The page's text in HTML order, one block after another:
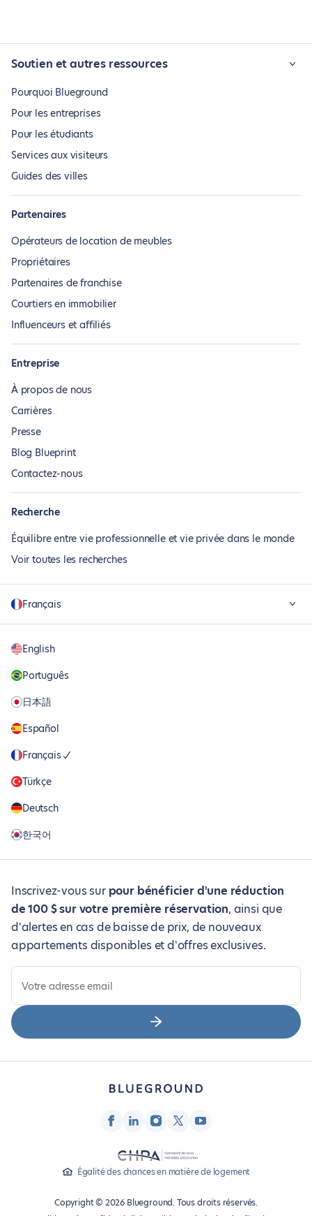
Soutien et autres ressources
Pourquoi Blueground
Pour les entreprises
Pour les étudiants
Services aux visiteurs
Guides des villes
Partenaires
Opérateurs de location de meubles
Propriétaires
Partenaires de franchise
Courtiers en immobilier
Influenceurs et affiliés
Entreprise
À propos de nous
Carrières
Presse
Blog Blueprint
Contactez-nous
Recherche
Équilibre entre vie professionnelle et vie privée dans le monde
Voir toutes les recherches
Français
English
Português
日本語
Español
Français
Türkçe
Deutsch
한국어
Inscrivez-vous sur pour bénéficier d'une réduction
de 100 $ sur votre première réservation, ainsi que
d'alertes en cas de baisse de prix, de nouveaux
appartements disponibles et d'offres exclusives.
Votre adresse email
Égalité des chances en matière de logement
Copyright © 2026 Blueground. Tous droits réservés.